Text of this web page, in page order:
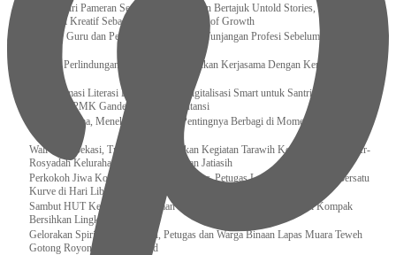
Menghadiri Pameran Seni Meiro Collection Bertajuk Untold Stories, Irene Umar :
Ekonomi Kreatif Sebagai The New Engine of Growth
120.067 Guru dan Pengawas PAI Terima Tunjangan Profesi Sebelum Lebaran
Perkuat Perlindungan KI Kemenkum Sahkan Kerjasama Dengan Kemenbud
Transformasi Literasi Keuangan dan Digitalisasi Smart untuk Santri Produktif
Kemenko PMK Gandeng Beberapa Intansi
Peduli Sesama, Menekraf Tekankan Pentingnya Berbagi di Momen Ramadan
Wali Kota Bekasi, Tri Adhianto Lakukan Kegiatan Tarawih Keliling di Masjid Ar-
Rosyadah Kelurahan Jatirasa Kecamatan Jatiasih
Perkokoh Jiwa Korsa dan Keasrian Kantor, Petugas Lapas Muara Teweh Bersatu
Kurve di Hari Libur
Sambut HUT Ke-81 Kemerdekaan RI, Pegawai Lapas Gunungsitoli Kompak
Bersihkan Lingkungan Kantor
Gelorakan Spirit Kemerdekaan, Petugas dan Warga Binaan Lapas Muara Teweh
Gotong Royong Kurve Masjid